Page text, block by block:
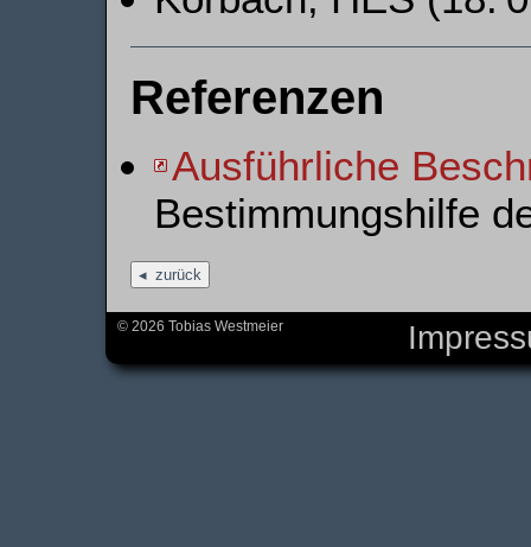
Referenzen
Ausführliche
Bestimmungshilfe
zurück
© 2026 Tobias Westmeier